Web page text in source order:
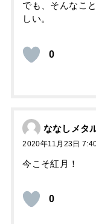
でも、そんなこ
しい。
0
ななしメタ
2020年11月23日
今こそ紅月！
0